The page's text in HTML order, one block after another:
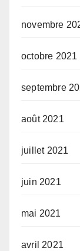
novembre
octobre 2021
septembre
août 2021
juillet 2021
juin 2021
mai 2021
avril 2021